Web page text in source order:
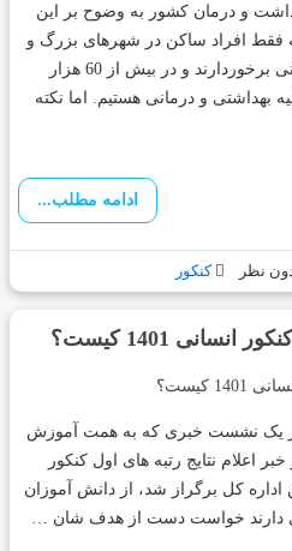
و درمان کشور به وضوح بر این
فقط افراد ساکن در شهرهای بزرگ و
مرفه از امکانات بهداشتی و درمانی برخوردارند و در بیش از 60 هزار
بهداشتی و درمانی هستیم. اما نکته
ادامه مطلب...
نظر کنکور
1401 کیست؟
یک نشست خبری که به همت آموزش
اعلام نتایج رتبه های اول کنکور
این اداره کل برگراز شد، از دانش آموزان
دارند خواست دست از هدف شان …